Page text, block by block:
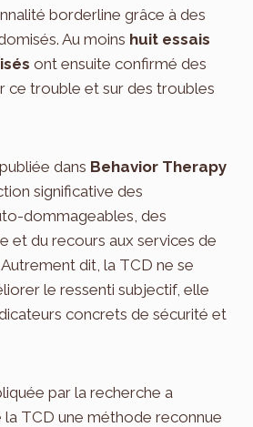
borderline grâce à des
Au moins huit essais
ont ensuite confirmé des
ce trouble et sur des troubles
dans Behavior Therapy
significative des
dommageables, des
et du recours aux services de
dit, la TCD ne se
le ressenti subjectif, elle
concrets de sécurité et
par la recherche a
TCD une méthode reconnue